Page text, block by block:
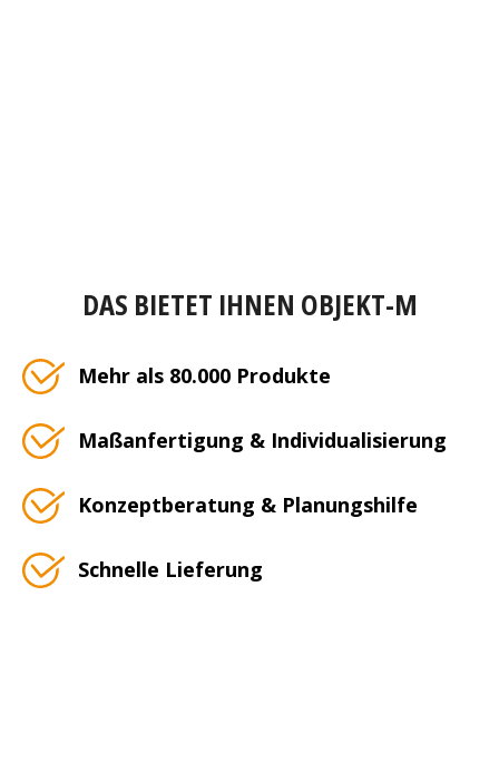
DAS BIETET IHNEN OBJEKT-M
Mehr als 80.000 Produkte
Maßanfertigung & Individualisierung
Konzeptberatung & Planungshilfe
Schnelle Lieferung